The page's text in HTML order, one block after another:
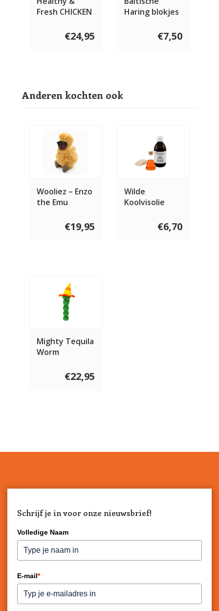
Fresh CHICKEN
€24,95
Haring blokjes
€7,50
Anderen kochten ook
Wooliez – Enzo
the Emu
€19,95
Wilde
Koolvisolie
€6,70
Mighty Tequila
Worm
€22,95
Schrijf je in voor onze nieuwsbrief!
Volledige Naam
E-mail*